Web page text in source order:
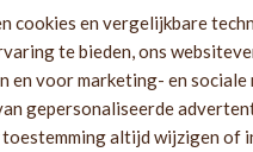
cookies en vergelijkbare
te bieden, ons
en voor marketing- en sociale
gepersonaliseerde
toestemming altijd wijzigen of